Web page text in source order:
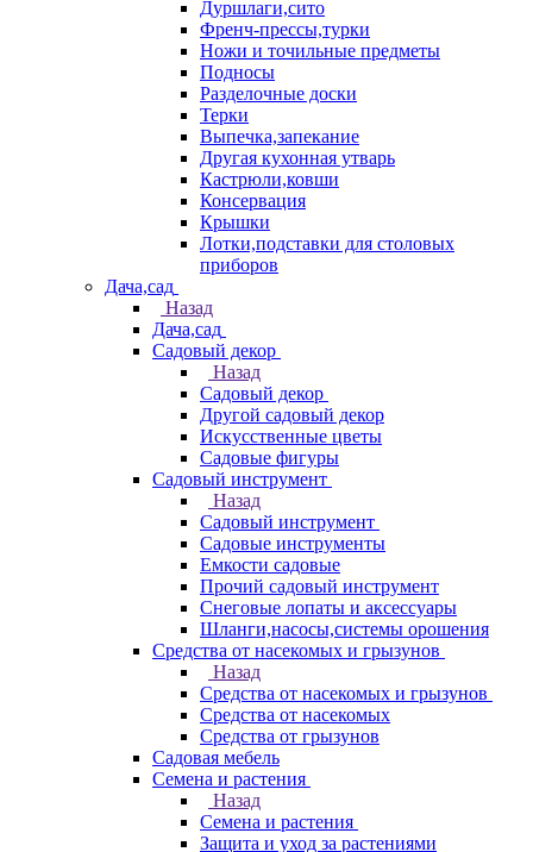
Дуршлаги,сито
Френч-прессы,турки
Ножи и точильные предметы
Подносы
Разделочные доски
Терки
Выпечка,запекание
Другая кухонная утварь
Кастрюли,ковши
Консервация
Крышки
Лотки,подставки для столовых
приборов
Дача,сад
Назад
Дача,сад
Садовый декор
Назад
Садовый декор
Другой садовый декор
Искусственные цветы
Садовые фигуры
Садовый инструмент
Назад
Садовый инструмент
Садовые инструменты
Емкости садовые
Прочий садовый инструмент
Снеговые лопаты и аксессуары
Шланги,насосы,системы орошения
Средства от насекомых и грызунов
Назад
Средства от насекомых и грызунов
Средства от насекомых
Средства от грызунов
Садовая мебель
Семена и растения
Назад
Семена и растения
Защита и уход за растениями